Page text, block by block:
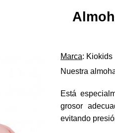
Marca: Kiokids
Nuestra
Está
grosor
evitando